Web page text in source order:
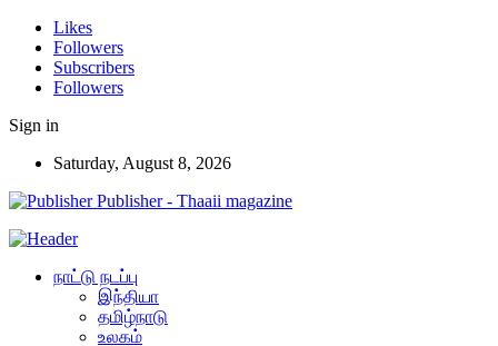
Likes
Followers
Subscribers
Followers
Sign in
Saturday, August 8, 2026
Publisher - Thaaii magazine
நாட்டு நடப்பு
இந்தியா
தமிழ்நாடு
உலகம்